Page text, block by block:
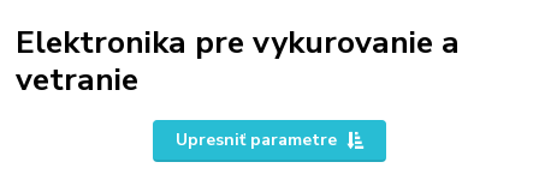
Elektronika pre vykurovanie a
vetranie
Upresniť parametre